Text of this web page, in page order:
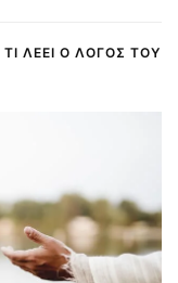
ΛΈΕΙ Ο ΛΌΓΟΣ ΤΟΥ